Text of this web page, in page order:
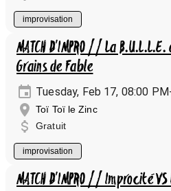
improvisation
MATCH D'IMPRO // La
Grains de Fable
Tuesday, Feb 17, 08:00
Toï Toï le Zinc
Gratuit
improvisation
MATCH D'IMPRO // Improcité